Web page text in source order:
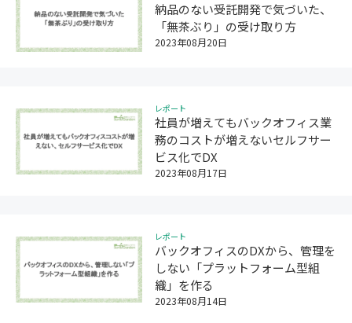
納品のない受託開発で気づいた、
「無茶ぶり」の受け取り方
2023年08月20日
レポート
社員が増えてもバックオフィス業
務のコストが増えないセルフサー
ビス化でDX
2023年08月17日
レポート
バックオフィスのDXから、管理を
しない「プラットフォーム型組
織」を作る
2023年08月14日